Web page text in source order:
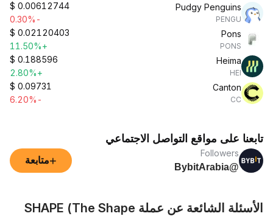
Pudgy Penguins
PENGU
$ 0.00612744
-0.30%
Pons
PONS
$ 0.02120403
+11.50%
Heima
HEI
$ 0.188596
+2.80%
Canton
CC
$ 0.09731
-6.20%
تابعنا على مواقع التواصل الاجتماعي
Followers
@BybitArabia
+متابعة
الأسئلة الشائعة عن عملة SHAPE (The Shape